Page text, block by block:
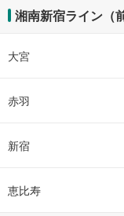
湘南新宿ライン（
大宮
赤羽
新宿
恵比寿